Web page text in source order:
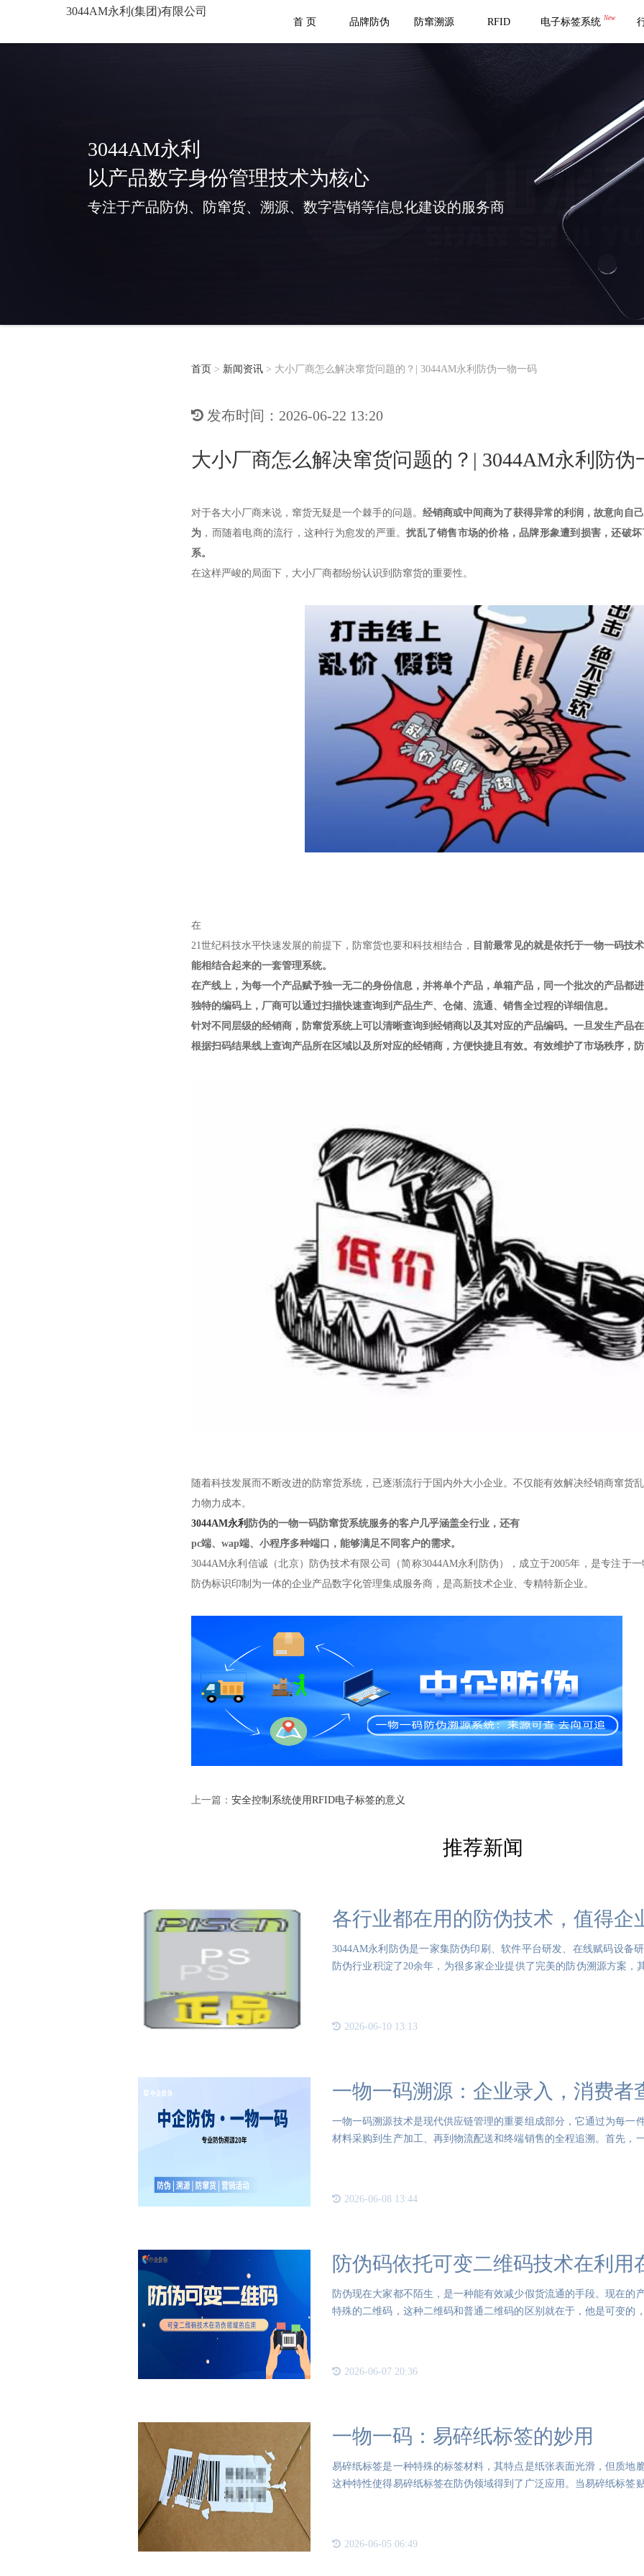
3044AM永利(集团)有限公司
首 页
品牌防伪 防窜溯源 RFID 电子标签系统 New
3044AM永利
以产品数字身份管理技术为核心
专注于产品防伪、防窜货、溯源、数字营销等信息化建设的服务商
首页 > 新闻资讯 > 大小厂商怎么解决窜货问题的？| 3044AM永利防伪一物一码
发布时间：2026-06-22 13:20
大小厂商怎么解决窜货问题的？| 3044AM永利防伪
对于各大小厂商来说，窜货无疑是一个棘手的问题。 经销商或中间商为了获得异常的利润，故意向自
为 ，而随着电商的流行，这种行为愈发的严重。扰乱了销售市场的价格，品牌形象遭到损害，还破
系。
在这样严峻的局面下，大小厂商都纷纷认识到防窜货的重要性。
在
21世纪科技水平快速发展的前提下，防窜货也要和科技相结合， 目前最常见的就是依托于一物一码技
能相结合起来的一套管理系统。
在产线上，为每一个产品赋予独一无二的身份信息，并将单个产品，单箱产品，同一个批次的产品都
独特的编码上，厂商可以通过扫描快速查询到产品生产、仓储、流通、销售全过程的详细信息。
针对不同层级的经销商，防窜货系统上可以清晰查询到经销商以及其对应的产品编码。一旦发生产品
根据扫码结果线上查询产品所在区域以及所对应的经销商，方便快捷且有效。有效维护了市场秩序，防
随着科技发展而不断改进的防窜货系统，已逐渐流行于国内外大小企业。不仅能有效解决经销商窜货
力物力成本。
3044AM永利 防伪的一物一码防窜货系统服务的客户几乎涵盖全行业，还有
pc端、wap端、小程序多种端口，能够满足不同客户的需求。
3044AM永利信诚（北京）防伪技术有限公司（简称3044AM永利防伪），成立于2005年，是专注于一
防伪标识印制为一体的企业产品数字化管理集成服务商，是高新技术企业、专精特新企业。
上一篇： 安全控制系统使用RFID电子标签的意义
推荐新闻
各行业都在用的防伪技术，值得企
3044AM永利防伪是一家集防伪印刷、软件平台研发、在线赋码设备
防伪行业积淀了20余年，为很多家企业提供了完美的防伪溯源方案，
2026-06-10 13:13
一物一码溯源：企业录入，消费者
一物一码溯源技术是现代供应链管理的重要组成部分，它通过为每一
材料采购到生产加工、再到物流配送和终端销售的全程追溯。首先，
2026-06-08 13:44
防伪码依托可变二维码技术在利用
防伪现在大家都不陌生，是一种能有效减少假货流通的手段。现在的
特殊的二维码，这种二维码和普通二维码的区别就在于，他是可变的
2026-06-07 20:36
一物一码：易碎纸标签的妙用
易碎纸标签是一种特殊的标签材料，其特点是纸张表面光滑，但质地
这种特性使得易碎纸标签在防伪领域得到了广泛应用。当易碎纸标签
2026-06-05 06:49